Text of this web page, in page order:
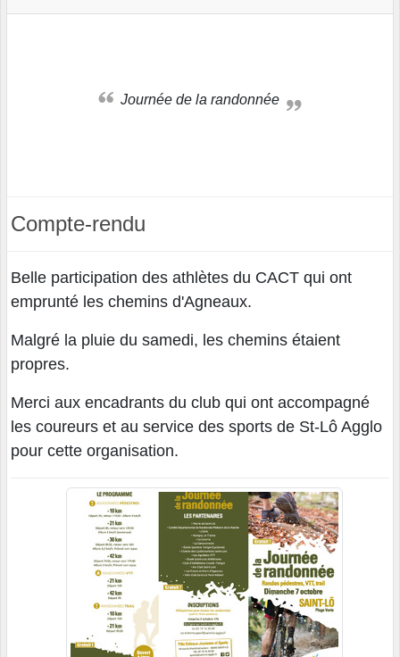
Journée de la randonnée
Compte-rendu
Belle participation des athlètes du CACT qui ont
emprunté les chemins d'Agneaux.
Malgré la pluie du samedi, les chemins étaient
propres.
Merci aux encadrants du club qui ont accompagné
les coureurs et au service des sports de St-Lô Agglo
pour cette organisation.